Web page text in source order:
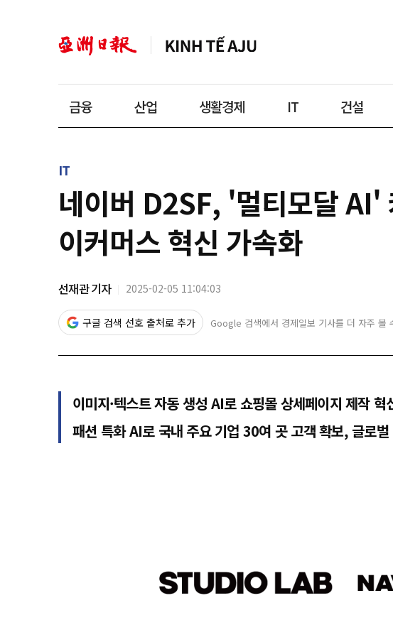
금융 산업 생활경제 IT 건설
IT
네이버 D2SF, '멀티모달
이커머스 혁신 가속화
선재관 기자 2025-02-05 11:04:03
구글 검색 선호 출처로 추가 Google 검색에서 경제일보 기사를 더 자주 볼
이미지·텍스트 자동 생성 AI로 쇼핑몰 상세페이지 제작 혁
패션 특화 AI로 국내 주요 기업 30여 곳 고객 확보, 글로벌